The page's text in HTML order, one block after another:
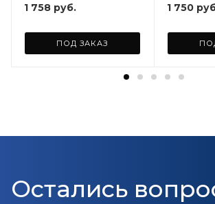
1 758 руб.
ПОД ЗАКАЗ
1 750
Остались